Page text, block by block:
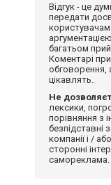
Відгук - це
передати
багатьом
Коментарі
обговорення,
цікавлять.
Не
лексики,
порівняння з
безпідставні
компанії і /
сторонні
самореклама.